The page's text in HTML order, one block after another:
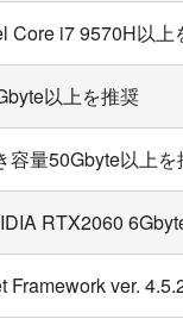
Core i7 9570H以上
以上を推奨
容量50Gbyte以上を
RTX2060
Framework ver.